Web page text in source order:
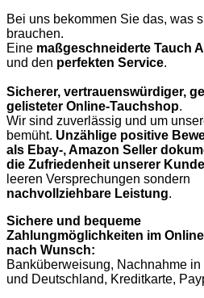
Bei uns bekommen Sie das, was
brauchen.
Eine maßgeschneiderte Tauch
und den perfekten Service.
Sicherer, vertrauenswürdiger,
gelisteter Online-Tauchshop.
Wir sind zuverlässig und um
bemüht. Unzählige positive
als Ebay-, Amazon Seller
die Zufriedenheit unserer
leeren Versprechungen sondern
nachvollziehbare Leistung.
Sichere und bequeme
Zahlungmöglichkeiten im
nach Wunsch:
Banküberweisung, Nachnahme in
und Deutschland, Kreditkarte,